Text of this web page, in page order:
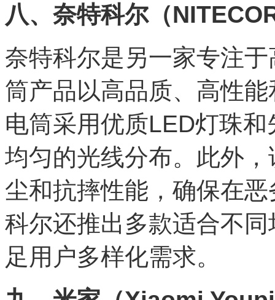
八、奈特科尔（
奈特科尔是另一家专注
筒产品以高品质、高性
电筒采用优质LED灯珠
均匀的光线分布。此外
尘和抗摔性能，确保在
科尔还推出多款适合不
足用户多样化需求。